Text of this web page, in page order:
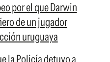
por el que Darwin
de un jugador
uruguaya
la Policía detuvo a